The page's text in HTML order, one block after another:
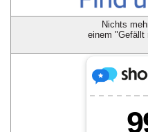
Nichts
einem "Gefällt